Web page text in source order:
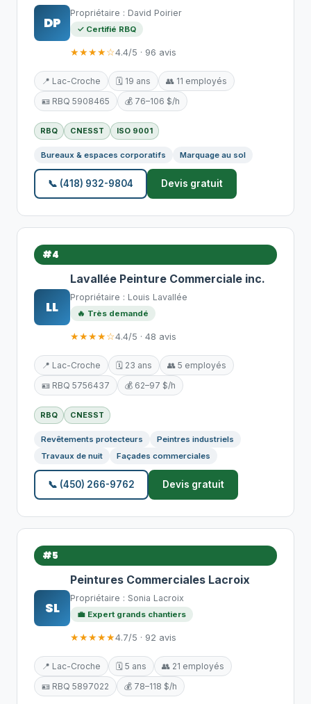
DP
Propriétaire : David Poirier
✓ Certifié RBQ
★★★★☆4.4/5 · 96 avis
📍 Lac-Croche 🗓️ 19 ans
👥 11 employés
🪪 RBQ 5908465
💰 76–106 $/h
RBQ CNESST ISO 9001
Bureaux & espaces corporatifs Marquage au sol
📞 (418) 932-9804 Devis gratuit
#4
LL
Lavallée Peinture Commerciale inc.
Propriétaire : Louis Lavallée
🔥 Très demandé
★★★★☆4.4/5 · 48 avis
📍 Lac-Croche 🗓️ 23 ans
👥 5 employés
🪪 RBQ 5756437
💰 62–97 $/h
RBQ CNESST
Revêtements protecteurs
Peintres industriels
Travaux de nuit
Façades commerciales
📞 (450) 266-9762 Devis gratuit
#5
SL
Peintures Commerciales Lacroix
Propriétaire : Sonia Lacroix
💼 Expert grands chantiers
★★★★★4.7/5 · 92 avis
📍 Lac-Croche 🗓️ 5 ans
👥 21 employés
🪪 RBQ 5897022
💰 78–118 $/h